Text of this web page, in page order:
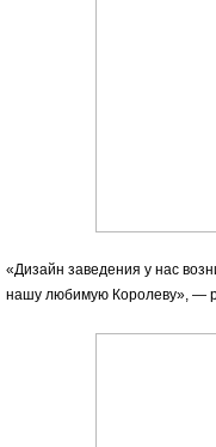
«Дизайн заведения у нас
нашу любимую Королеву», —